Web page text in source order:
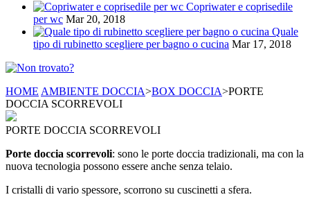
Copriwater e coprisedile
per wc Mar 20, 2018
Quale
tipo di rubinetto scegliere per bagno o cucina Mar 17, 2018
HOME AMBIENTE DOCCIA>BOX DOCCIA>PORTE
DOCCIA SCORREVOLI
PORTE DOCCIA SCORREVOLI
Porte doccia scorrevoli: sono le porte doccia tradizionali, ma con la
nuova tecnologia possono essere anche senza telaio.
I cristalli di vario spessore, scorrono su cuscinetti a sfera.